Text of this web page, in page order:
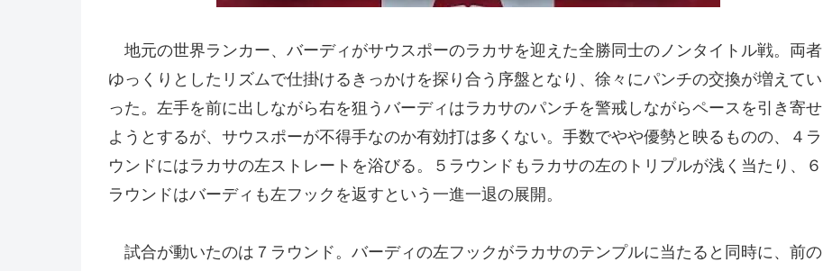
地元の世界ランカー、バーディがサウスポーのラカサを迎えた全勝同士のノンタイトル戦。両者
ゆっくりとしたリズムで仕掛けるきっかけを探り合う序盤となり、徐々にパンチの交換が増えてい
った。左手を前に出しながら右を狙うバーディはラカサのパンチを警戒しながらペースを引き寄せ
ようとするが、サウスポーが不得手なのか有効打は多くない。手数でやや優勢と映るものの、４ラ
ウンドにはラカサの左ストレートを浴びる。５ラウンドもラカサの左のトリプルが浅く当たり、６
ラウンドはバーディも左フックを返すという一進一退の展開。
試合が動いたのは７ラウンド。バーディの左フックがラカサのテンプルに当たると同時に、前の